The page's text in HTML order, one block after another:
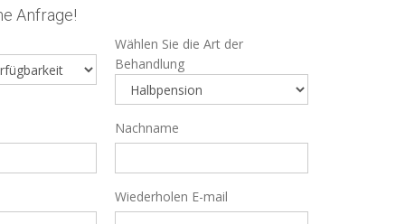
Anfrage!
Wählen Sie die Art der
Behandlung
Nachname
Wiederholen E-mail